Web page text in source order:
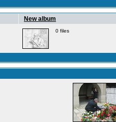
New album
0 files